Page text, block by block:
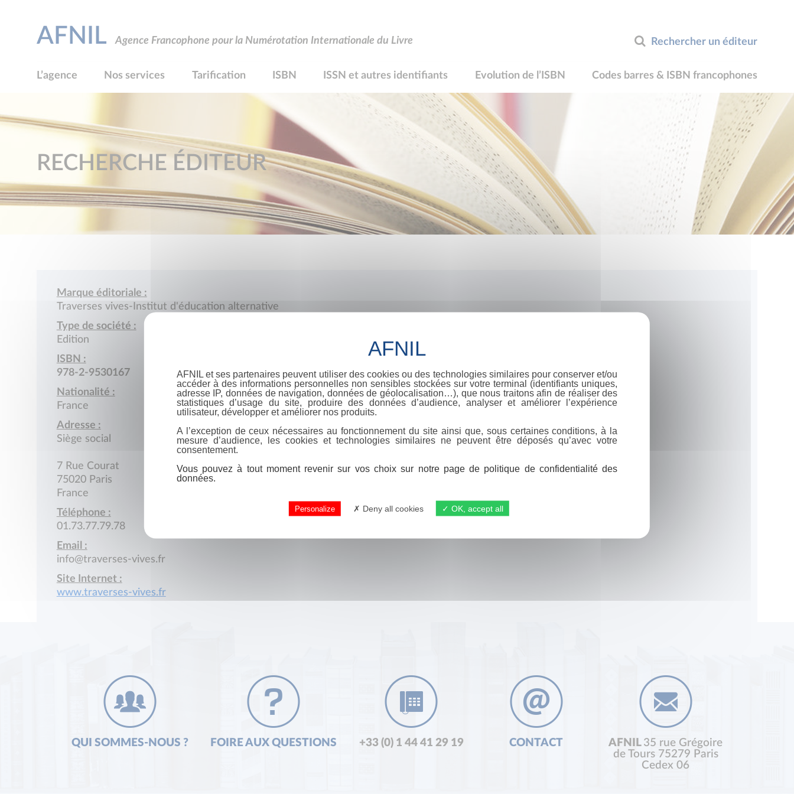
Rechercher un éditeur
AFNIL Agence Francophone pour la Numérotation Internationale du Livre
L’agence Nos services Tarification ISBN ISSN et autres identifiants Evolution de l’ISBN Codes barres & ISBN francophones
RECHERCHE ÉDITEUR
Marque éditoriale :
Traverses vives-Institut d'éducation alternative
Type de société :
Edition
ISBN :
978-2-9530167
Nationalité :
France
Adresse :
Siège social
7 Rue Courat
75020 Paris
France
Téléphone :
01.73.77.79.78
Email :
info@traverses-vives.fr
Site Internet :
www.traverses-vives.fr
QUI SOMMES-NOUS ? FOIRE AUX QUESTIONS +33 (0) 1 44 41 29 19 CONTACT AFNIL 35 rue Grégoire
de Tours 75279 Paris
Cedex 06
AFNIL et ses partenaires peuvent utiliser des cookies ou des technologies similaires pour conserver et/ou
accéder à des informations personnelles non sensibles stockées sur votre terminal (identifiants uniques,
adresse IP, données de navigation, données de géolocalisation…), que nous traitons afin de réaliser des
statistiques d’usage du site, produire des données d’audience, analyser et améliorer l’expérience
utilisateur, développer et améliorer nos produits.
A l’exception de ceux nécessaires au fonctionnement du site ainsi que, sous certaines conditions, à la
mesure d’audience, les cookies et technologies similaires ne peuvent être déposés qu’avec votre
consentement.
Vous pouvez à tout moment revenir sur vos choix sur notre page de politique de confidentialité des
données.
Personalize Deny all cookies OK, accept all